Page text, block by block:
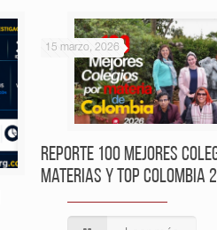
15 marzo, 2026
Reporte 100 Mejores
Materias y Top Colombia